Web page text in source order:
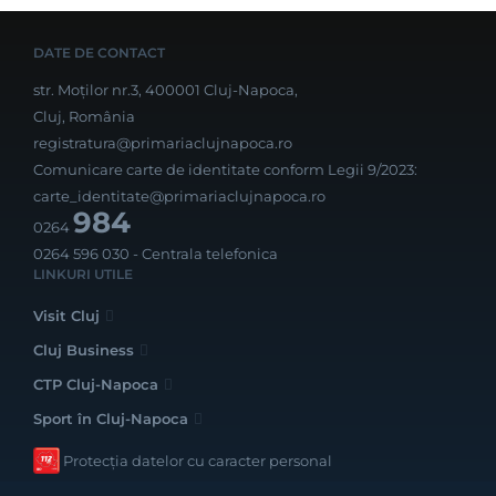
DATE DE CONTACT
str. Moților nr.3, 400001 Cluj-Napoca,
Cluj, România
registratura@primariaclujnapoca.ro
Comunicare carte de identitate conform Legii 9/2023:
carte_identitate@primariaclujnapoca.ro
0264984
0264 596 030 - Centrala telefonica
LINKURI UTILE
Visit Cluj
Cluj Business
CTP Cluj-Napoca
Sport în Cluj-Napoca
Protecția datelor cu caracter personal